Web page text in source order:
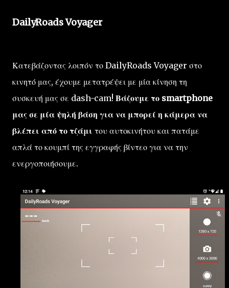
DailyRoads Voyager
Κατεβάζοντας λοιπόν το DailyRoads Voyager στο
κινητό μας, έχουμε μετατρέψει με μία κίνηση τη
συσκευή μας σε dash-cam! Βάζουμε το smartphone
μας σε μία ψηλή βάση για να μπορεί η κάμερα να
βλέπει από το τζάμι του αυτοκινήτου και πατάμε
απλά το κουμπί της εγγραφής βίντεο για να την
ενεργοποιήσουμε.